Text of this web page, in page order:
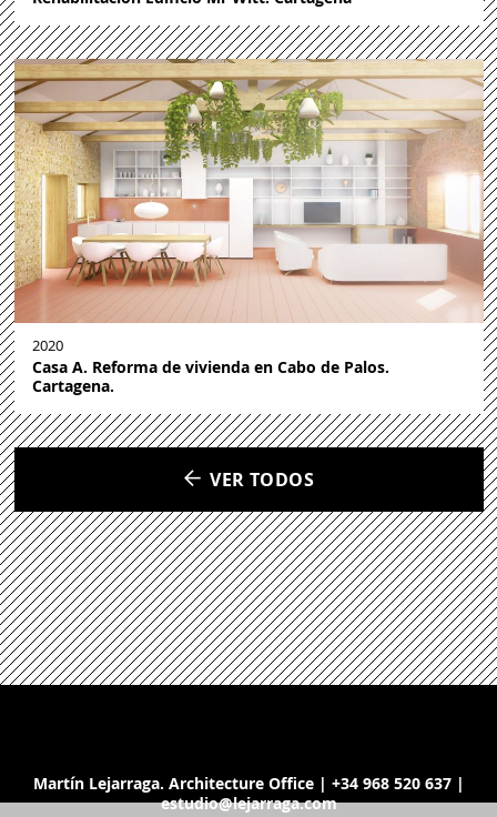
2020
Casa A. Reforma de vivienda en Cabo de Palos.
Cartagena.
VER TODOS
Martín Lejarraga. Architecture Office | +34 968 520 637 |
estudio@lejarraga.com